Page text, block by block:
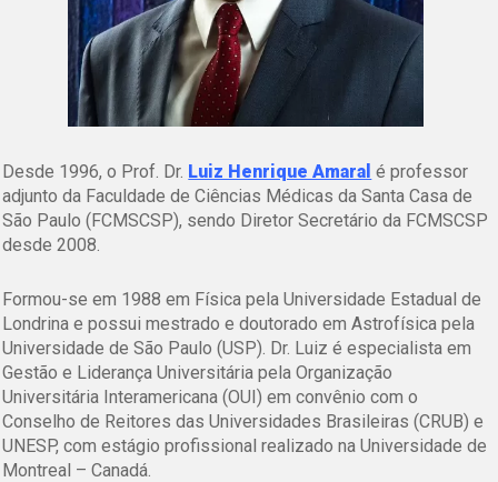
Desde 1996, o Prof. Dr. Luiz Henrique Amaral é professor
adjunto da Faculdade de Ciências Médicas da Santa Casa de
São Paulo (FCMSCSP), sendo Diretor Secretário da FCMSCSP
desde 2008.
Formou-se em 1988 em Física pela Universidade Estadual de
Londrina e possui mestrado e doutorado em Astrofísica pela
Universidade de São Paulo (USP). Dr. Luiz é especialista em
Gestão e Liderança Universitária pela Organização
Universitária Interamericana (OUI) em convênio com o
Conselho de Reitores das Universidades Brasileiras (CRUB) e
UNESP, com estágio profissional realizado na Universidade de
Montreal – Canadá.